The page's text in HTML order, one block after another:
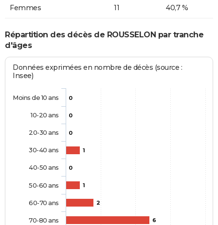
Femmes 11 40,7 %
Répartition des décès de ROUSSELON par tranche
d'âges
Données exprimées en nombre de décès (source :
Insee)
0
0
0
1
0
1
2
6
Moins de 10 ans
10-20 ans
20-30 ans
30-40 ans
40-50 ans
50-60 ans
60-70 ans
70-80 ans